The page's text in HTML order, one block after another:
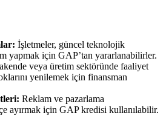
İşletmeler, güncel teknolojik
yapmak için GAP’tan yararlanabilirler.
veya üretim sektöründe faaliyet
yenilemek için finansman
Reklam ve pazarlama
ayırmak için GAP kredisi kullanılabilir.